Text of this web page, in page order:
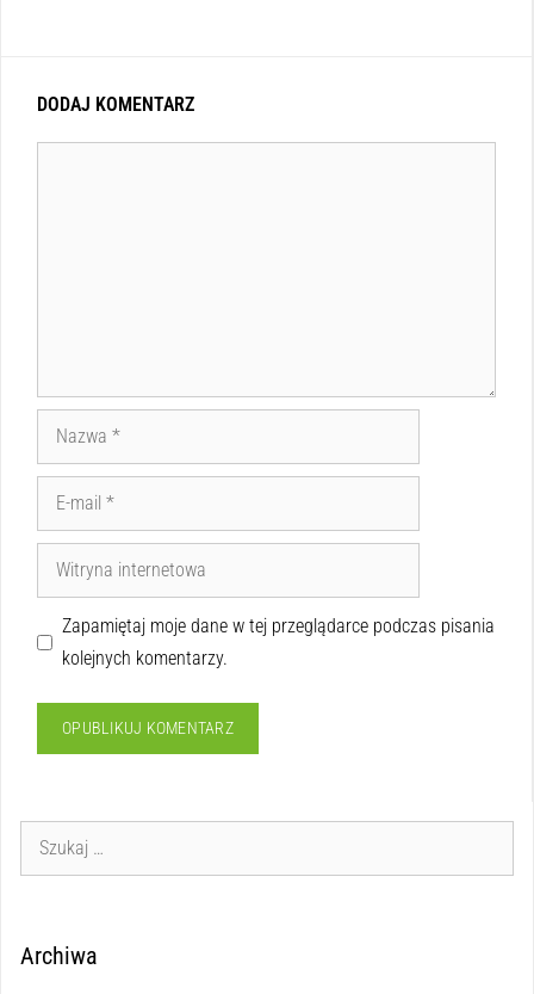
DODAJ KOMENTARZ
Zapamiętaj moje dane w tej przeglądarce podczas pisania
kolejnych komentarzy.
Archiwa